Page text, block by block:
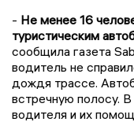
- Не менее 16
туристическим
сообщила газета
водитель не
дождя трассе.
встречную полосу.
водителя и их